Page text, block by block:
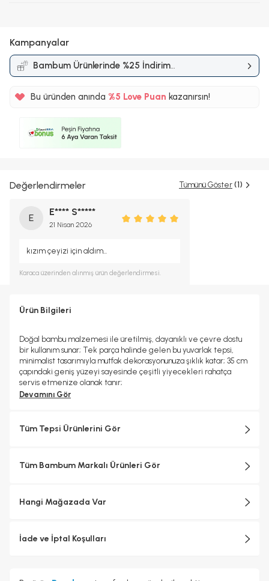
Kampanyalar
Bambum Ürünlerinde %25 İndirim
Kampanyası
Bu üründen anında %5
%5
Love Puan kazanırsın!
Değerlendirmeler Tümünü Göster (1)
E
E**** S*****
21 Nisan 2026
kızım çeyizi için aldım...
Karaca üzerinden alınmış ürün değerlendirmesi.
Ürün Bilgileri
Doğal bambu malzemesi ile üretilmiş, dayanıklı ve çevre dostu
bir kullanım sunar; Tek parça halinde gelen bu yuvarlak tepsi,
minimalist tasarımıyla mutfak dekorasyonunuza şıklık katar; 35 cm
çapındaki geniş yüzeyi sayesinde çeşitli yiyecekleri rahatça
servis etmenize olanak tanır;
Devamını Gör
Tüm Tepsi Ürünlerini Gör
Tüm Bambum Markalı Ürünleri Gör
Hangi Mağazada Var
İade ve İptal Koşulları